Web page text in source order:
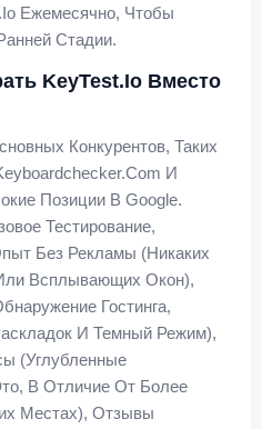
Ежемесячно, Чтобы
Стадии.
KeyTest.io Вместо
Конкурентов, Таких
И
Позиции В Google.
Тестирование,
Без Рекламы (никаких
Всплывающих Окон),
Гостинга,
И Темный Режим),
(углубленные
В Отличие От Более
Местах), Отзывы